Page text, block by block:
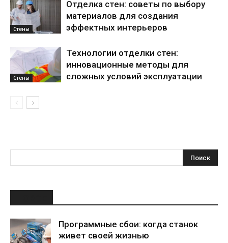
Стены
Отделка стен: советы по выбору
материалов для создания
эффектных интерьеров
Стены
Технологии отделки стен:
инновационные методы для
сложных условий эксплуатации
Программные сбои: когда станок
живет своей жизнью